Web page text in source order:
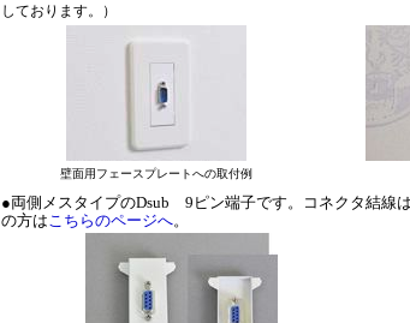
しております。）
壁面用フェースプレートへの取付例
●両側メスタイプのDsub 9ピン端子です。コネクタ結線
の方は こちらのページへ。